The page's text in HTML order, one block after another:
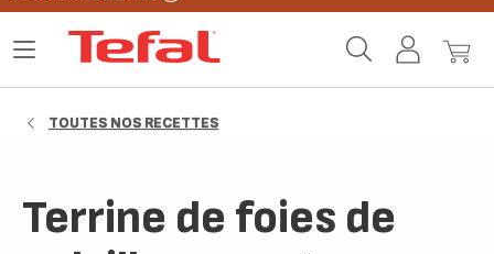
MonMon
Ouvrir
TOUTES NOS RECETTES
Terrine de foies de